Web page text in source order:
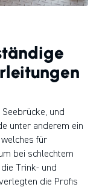
und
unter anderem ein
für
bei schlechtem
Trink- und
die Profis